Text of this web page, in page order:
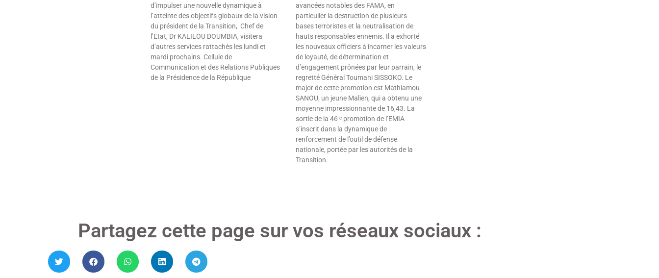
d’impulser une nouvelle dynamique à
l’atteinte des objectifs globaux de la vision
du président de la Transition, Chef de
l’Etat, Dr KALILOU DOUMBIA, visitera
d’autres services rattachés les lundi et
mardi prochains. Cellule de
Communication et des Relations Publiques
de la Présidence de la République
avancées notables des FAMA, en
particulier la destruction de plusieurs
bases terroristes et la neutralisation de
hauts responsables ennemis. Il a exhorté
les nouveaux officiers à incarner les valeurs
de loyauté, de détermination et
d’engagement prônées par leur parrain, le
regretté Général Toumani SISSOKO. Le
major de cette promotion est Mathiamou
SANOU, un jeune Malien, qui a obtenu une
moyenne impressionnante de 16,43. La
sortie de la 46 ᵉ promotion de l’EMIA
s’inscrit dans la dynamique de
renforcement de l’outil de défense
nationale, portée par les autorités de la
Transition.
Partagez cette page sur vos réseaux sociaux :